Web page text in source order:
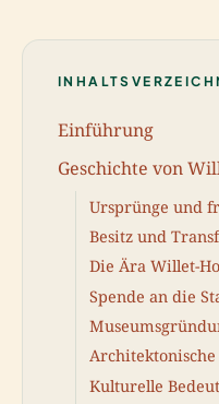
Einführung
Geschichte von
Ursprünge und
Besitz und
Die Ära Willet-
Spende an die
Kulturelle